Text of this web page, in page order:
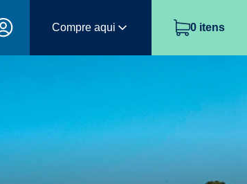
Compre aqui 0 itens